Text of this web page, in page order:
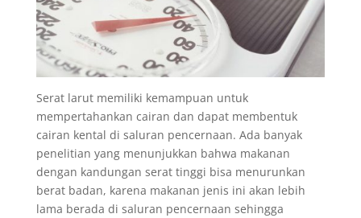
Serat larut memiliki kemampuan untuk
mempertahankan cairan dan dapat membentuk
cairan kental di saluran pencernaan. Ada banyak
penelitian yang menunjukkan bahwa makanan
dengan kandungan serat tinggi bisa menurunkan
berat badan, karena makanan jenis ini akan lebih
lama berada di saluran pencernaan sehingga